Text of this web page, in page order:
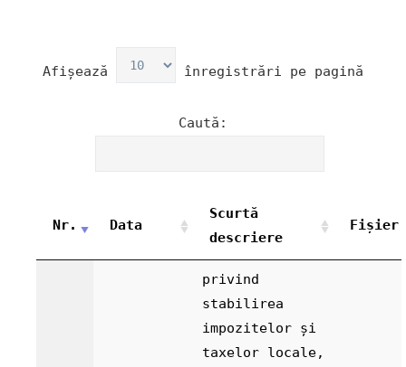
Afișează înregistrări pe pagină
Caută:
Nr. Data
Scurtă
descriere
Fișier
privind
stabilirea
impozitelor și
taxelor locale,